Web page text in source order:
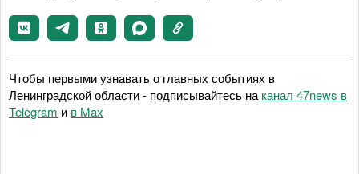
Чтобы первыми узнавать о главных событиях в
Ленинградской области - подписывайтесь на канал 47news в
Telegram и в Maх